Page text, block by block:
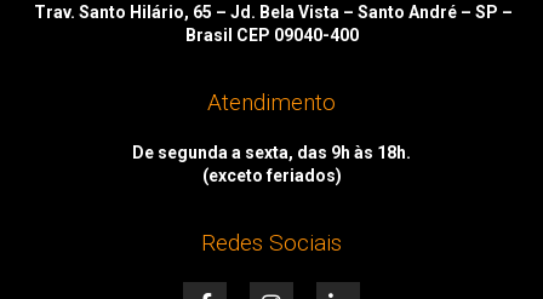
Trav. Santo Hilário, 65 – Jd. Bela Vista – Santo André – SP –
Brasil CEP 09040-400
Atendimento
De segunda a sexta, das 9h às 18h.
(exceto feriados)
Redes Sociais
F I